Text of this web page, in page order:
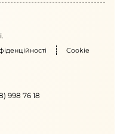
Cookie
998 76 18